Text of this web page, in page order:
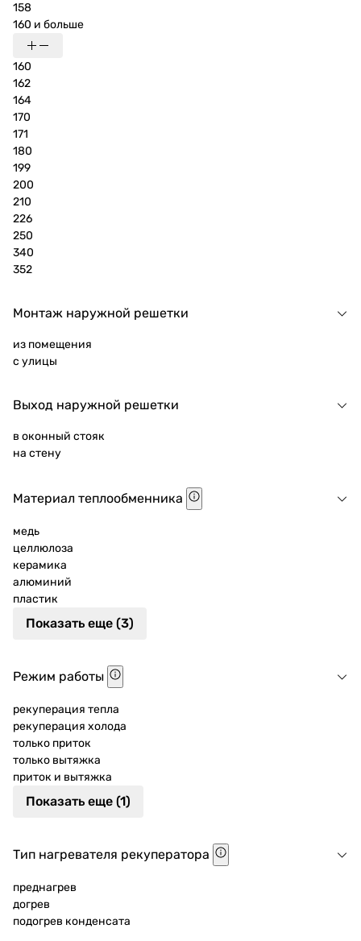
158
160 и больше
160
162
164
170
171
180
199
200
210
226
250
340
352
Монтаж наружной решетки
из помещения
с улицы
Выход наружной решетки
в оконный стояк
на стену
Материал теплообменника
медь
целлюлоза
керамика
алюминий
пластик
Показать еще (3)
Режим работы
рекуперация тепла
рекуперация холода
только приток
только вытяжка
приток и вытяжка
Показать еще (1)
Тип нагревателя рекуператора
преднагрев
догрев
подогрев конденсата